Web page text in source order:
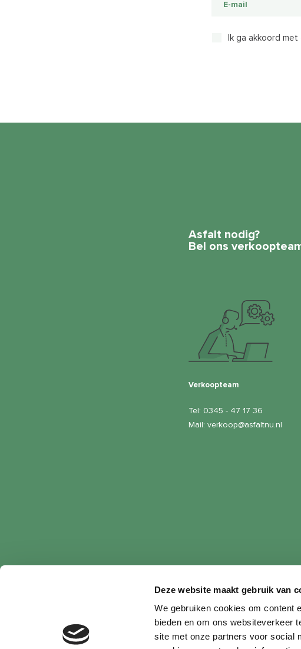
Deze website maakt gebruik van
We gebruiken cookies om content
bieden en om ons websiteverkeer
site met onze partners voor social
Ik ga akkoord
Asfalt nodig?
Bel ons
Verkoopteam
Tel: 0345 - 47 17 36
Mail: verkoop@asfaltnu.nl
Privacy verklaring | Algemene